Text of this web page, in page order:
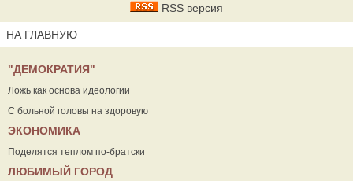
RSS версия
НА ГЛАВНУЮ
"ДЕМОКРАТИЯ"
Ложь как основа идеологии
С больной головы на здоровую
ЭКОНОМИКА
Поделятся теплом по-братски
ЛЮБИМЫЙ ГОРОД